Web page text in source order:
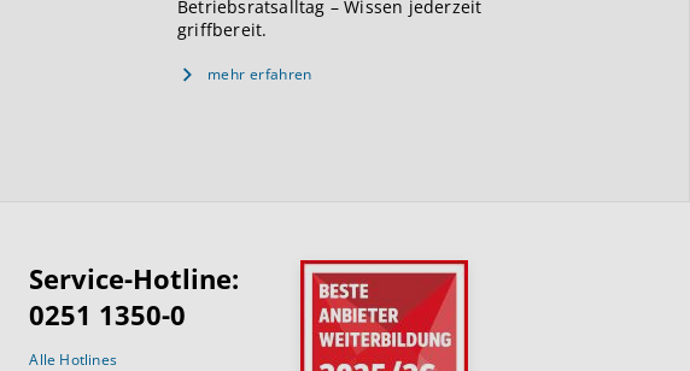
Betriebsratsalltag – Wissen jederzeit
griffbereit.
mehr erfahren
Service-Hotline:
0251 1350-0
Alle Hotlines